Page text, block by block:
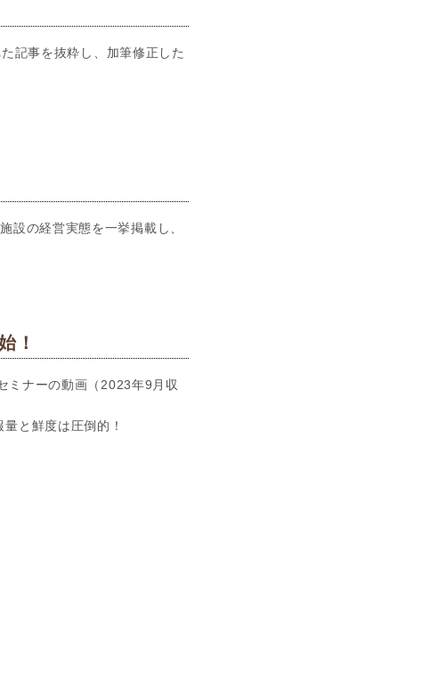
記事を抜粋し、加筆修正した
設の経営実態を一挙掲載し、
！
ミナーの動画（2023年9月収
と鮮度は圧倒的！